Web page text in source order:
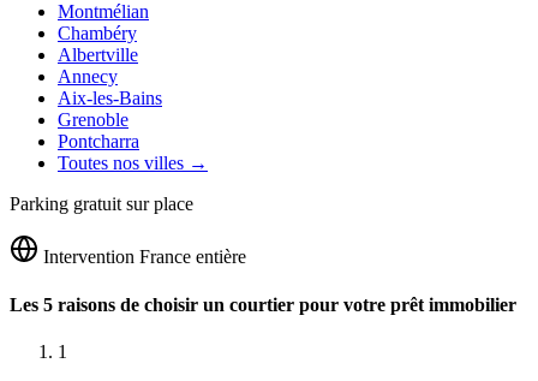
Montmélian
Chambéry
Albertville
Annecy
Aix-les-Bains
Grenoble
Pontcharra
Toutes nos villes →
Parking gratuit sur place
Intervention France entière
Les 5 raisons de choisir un courtier pour votre prêt immobilier
1